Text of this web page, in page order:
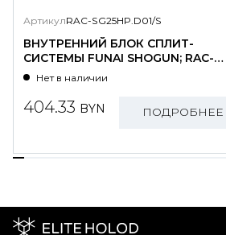
АртикулRAC-SG25HP.D01/S
ВНУТРЕННИЙ БЛОК СПЛИТ-
СИСТЕМЫ FUNAI SHOGUN; RAC-
SG25HP.D01/S
Нет в наличии
404.33 BYN ПОДРОБНЕЕ